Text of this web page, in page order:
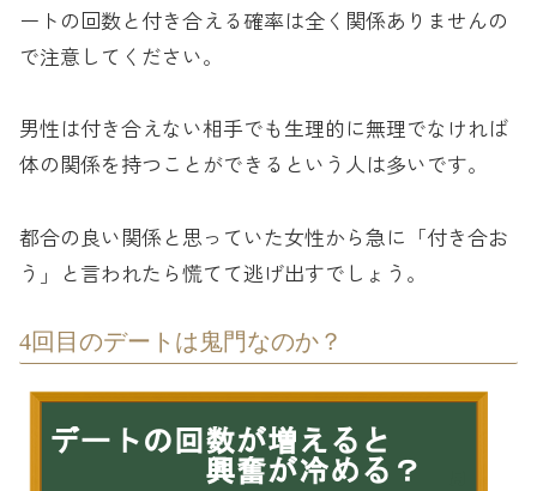
ートの回数と付き合える確率は全く関係ありませんの
で注意してください。
男性は付き合えない相手でも生理的に無理でなければ
体の関係を持つことができるという人は多いです。
都合の良い関係と思っていた女性から急に「付き合お
う」と言われたら慌てて逃げ出すでしょう。
4回目のデートは鬼門なのか？